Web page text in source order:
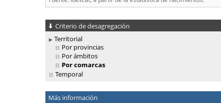
Criterio de desagregación
Territorial
Por provincias
Por ámbitos
Por comarcas
Temporal
Más información